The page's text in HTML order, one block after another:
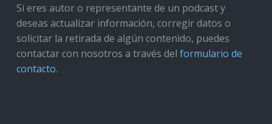
Si eres autor o representante de un podcast y
deseas actualizar información, corregir datos o
solicitar la retirada de algún contenido, puedes
contactar con nosotros a través del formulario de
contacto.